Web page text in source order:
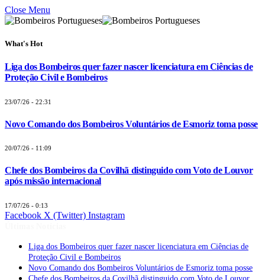
Close Menu
What's Hot
Liga dos Bombeiros quer fazer nascer licenciatura em Ciências de
Proteção Civil e Bombeiros
23/07/26 - 22:31
Novo Comando dos Bombeiros Voluntários de Esmoriz toma posse
20/07/26 - 11:09
Chefe dos Bombeiros da Covilhã distinguido com Voto de Louvor
após missão internacional
17/07/26 - 0:13
Facebook X (Twitter) Instagram
Liga dos Bombeiros quer fazer nascer licenciatura em Ciências de
Proteção Civil e Bombeiros
Novo Comando dos Bombeiros Voluntários de Esmoriz toma posse